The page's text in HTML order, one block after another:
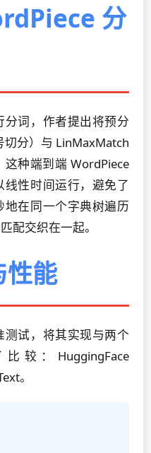
分
词，作者提出将预分
分）与 LinMaxMatch
种端到端 WordPiece
性时间运行，避免了
在同一个字典树遍历
配交织在一起。
性能
试，将其实现与两个
较：HuggingFace
。